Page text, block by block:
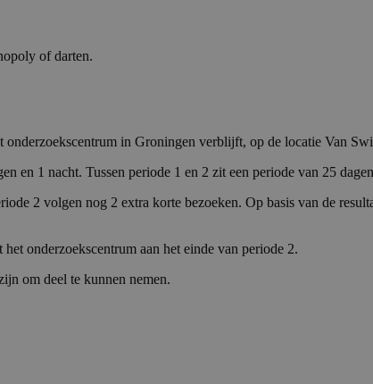
of darten.
in Groningen verblijft, op de locatie Van
en 1 nacht. Tussen periode 1 en 2 zit een periode van 25
2 volgen nog 2 extra korte bezoeken. Op basis van de
onderzoekscentrum aan het einde van periode 2.
om deel te kunnen nemen.